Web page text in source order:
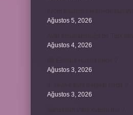
Ağustos 5, 2026
Ağustos 4, 2026
Ağustos 3, 2026
Ağustos 3, 2026